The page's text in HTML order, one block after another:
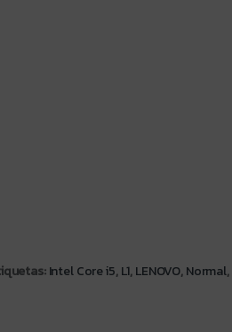
Intel Core i5,L1,LENOVO,Normal,